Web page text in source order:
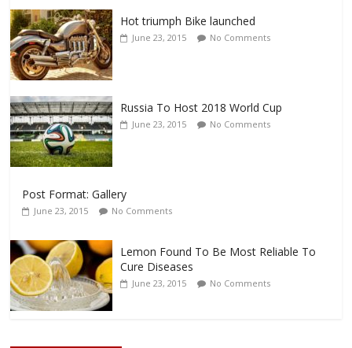
Hot triumph Bike launched
June 23, 2015 No Comments
Russia To Host 2018 World Cup
June 23, 2015 No Comments
Post Format: Gallery
June 23, 2015 No Comments
Lemon Found To Be Most Reliable To
Cure Diseases
June 23, 2015 No Comments